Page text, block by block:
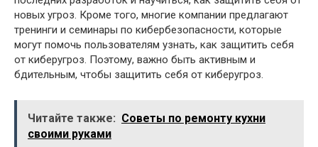
новых угроз. Кроме того, многие компании предлагают
тренинги и семинары по кибербезопасности, которые
могут помочь пользователям узнать, как защитить себя
от киберугроз. Поэтому, важно быть активным и
бдительным, чтобы защитить себя от киберугроз.
Читайте также: Советы по ремонту кухни
своими руками